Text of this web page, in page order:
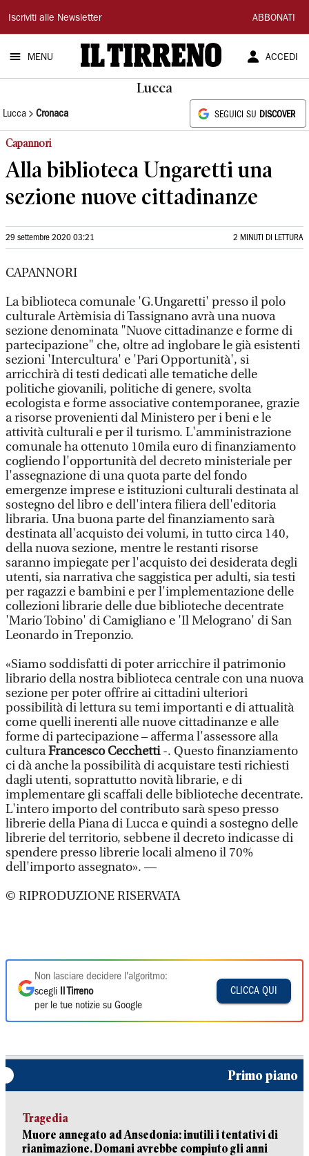
Il
Tirreno
Iscriviti alle Newsletter ABBONATI
MENU ACCEDI
Lucca
Lucca Cronaca SEGUICI SU DISCOVER
Capannori
Alla biblioteca Ungaretti una
sezione nuove cittadinanze
29 settembre 2020 03:21 2 MINUTI DI LETTURA
CAPANNORI
La biblioteca comunale 'G.Ungaretti' presso il polo
culturale Artèmisia di Tassignano avrà una nuova
sezione denominata "Nuove cittadinanze e forme di
partecipazione" che, oltre ad inglobare le già esistenti
sezioni 'Intercultura' e 'Pari Opportunità', si
arricchirà di testi dedicati alle tematiche delle
politiche giovanili, politiche di genere, svolta
ecologista e forme associative contemporanee, grazie
a risorse provenienti dal Ministero per i beni e le
attività culturali e per il turismo. L'amministrazione
comunale ha ottenuto 10mila euro di finanziamento
cogliendo l'opportunità del decreto ministeriale per
l'assegnazione di una quota parte del fondo
emergenze imprese e istituzioni culturali destinata al
sostegno del libro e dell'intera filiera dell'editoria
libraria. Una buona parte del finanziamento sarà
destinata all'acquisto dei volumi, in tutto circa 140,
della nuova sezione, mentre le restanti risorse
saranno impiegate per l'acquisto dei desiderata degli
utenti, sia narrativa che saggistica per adulti, sia testi
per ragazzi e bambini e per l'implementazione delle
collezioni librarie delle due biblioteche decentrate
'Mario Tobino' di Camigliano e 'Il Melograno' di San
Leonardo in Treponzio.
«Siamo soddisfatti di poter arricchire il patrimonio
librario della nostra biblioteca centrale con una nuova
sezione per poter offrire ai cittadini ulteriori
possibilità di lettura su temi importanti e di attualità
come quelli inerenti alle nuove cittadinanze e alle
forme di partecipazione – afferma l'assessore alla
culturaFrancesco Cecchetti-. Questo finanziamento
ci dà anche la possibilità di acquistare testi richiesti
dagli utenti, soprattutto novità librarie, e di
implementare gli scaffali delle biblioteche decentrate.
L'intero importo del contributo sarà speso presso
librerie della Piana di Lucca e quindi a sostegno delle
librerie del territorio, sebbene il decreto indicasse di
spendere presso librerie locali almeno il 70%
dell'importo assegnato». —
© RIPRODUZIONE RISERVATA
Non lasciare decidere l'algoritmo:
scegli
Il Tirreno
per le tue notizie su Google
CLICCA QUI
Primo piano
Tragedia
Muore annegato ad Ansedonia: inutili i tentativi di
rianimazione. Domani avrebbe compiuto gli anni